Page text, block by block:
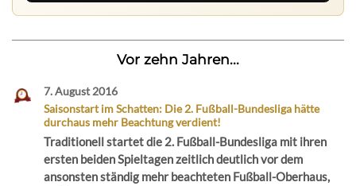
Vor zehn Jahren...
7. August 2016
Saisonstart im Schatten: Die 2. Fußball-Bundesliga hätte
durchaus mehr Beachtung verdient!
Traditionell startet die 2. Fußball-Bundesliga mit ihren
ersten beiden Spieltagen zeitlich deutlich vor dem
ansonsten ständig mehr beachteten Fußball-Oberhaus,